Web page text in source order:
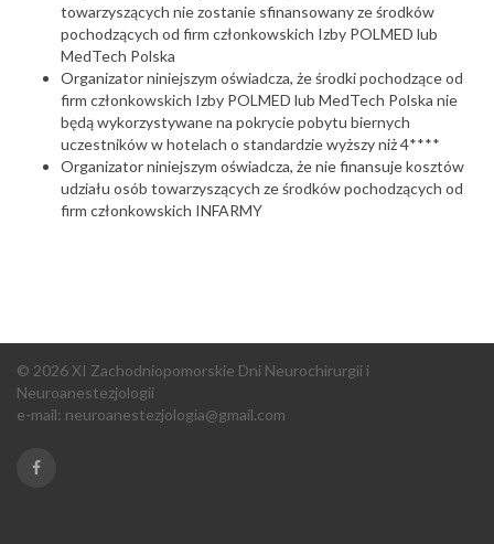
towarzyszących nie zostanie sfinansowany ze środków
pochodzących od firm członkowskich Izby POLMED lub
MedTech Polska
Organizator niniejszym oświadcza, że środki pochodzące od
firm członkowskich Izby POLMED lub MedTech Polska nie
będą wykorzystywane na pokrycie pobytu biernych
uczestników w hotelach o standardzie wyższy niż 4****
Organizator niniejszym oświadcza, że nie finansuje kosztów
udziału osób towarzyszących ze środków pochodzących od
firm członkowskich INFARMY
© 2026 XI Zachodniopomorskie Dni Neurochirurgii i
Neuroanestezjologii
e-mail: neuroanestezjologia@gmail.com